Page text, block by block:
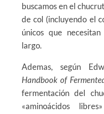
buscamos en el
de col (incluyendo el
únicos que
largo.
Ademas, según
Handbook of
fermentación del
«aminoácidos